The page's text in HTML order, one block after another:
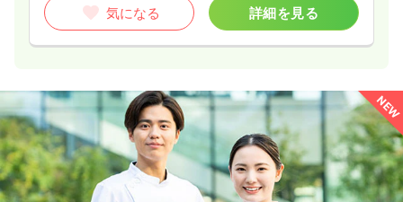
気になる 詳細を見る
NEW